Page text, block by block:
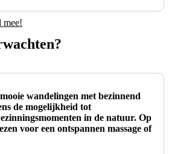
wandelingen met bezinnend
de mogelijkheid tot
in de natuur. Op
voor een ontspannen massage of